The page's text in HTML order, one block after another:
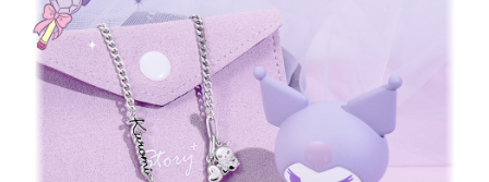
時審查核予不同之上限額度；若仍有額度不足之情形，本公司將視審查結果
請求用戶進行身份認證。
５．嚴禁一人註冊多個帳號或使用他人資訊註冊。若發現惡意使用之情形，
恩沛科技股份有限公司將有權停止該用戶之使用額度並採取法律行動。
每筆NT$90
國家/地區配送